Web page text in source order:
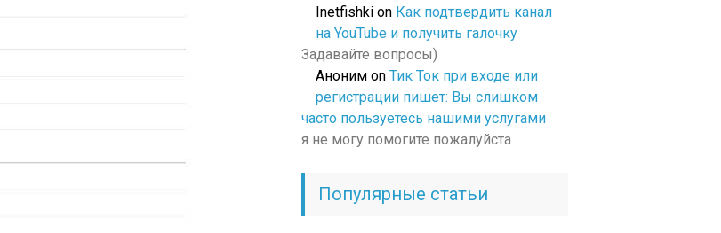
Inetfishki on Как подтвердить канал
на YouTube и получить галочку
Задавайте вопросы)
Аноним on Тик Ток при входе или
регистрации пишет: Вы слишком
часто пользуетесь нашими услугами
я не могу помогите пожалуйста
Популярные статьи